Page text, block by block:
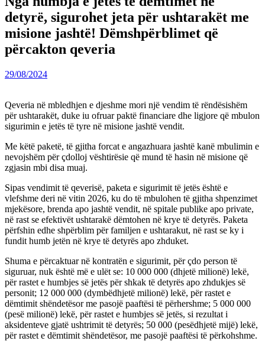
detyrë, sigurohet jeta për ushtarakët me
misione jashtë! Dëmshpërblimet që
përcakton qeveria
29/08/2024
Qeveria në mbledhjen e djeshme mori një vendim të rëndësishëm
për ushtarakët, duke iu ofruar paktë financiare dhe ligjore që mbulon
sigurimin e jetës të tyre në misione jashtë vendit.
Me këtë paketë, të gjitha forcat e angazhuara jashtë kanë mbulimin e
nevojshëm për çdolloj vështirësie që mund të hasin në misione që
zgjasin mbi disa muaj.
Sipas vendimit të qeverisë, paketa e sigurimit të jetës është e
vlefshme deri në vitin 2026, ku do të mbulohen të gjitha shpenzimet
mjekësore, brenda apo jashtë vendit, në spitale publike apo private,
në rast se efektivët ushtarakë dëmtohen në krye të detyrës. Paketa
përfshin edhe shpërblim për familjen e ushtarakut, në rast se ky i
fundit humb jetën në krye të detyrës apo zhduket.
Shuma e përcaktuar në kontratën e sigurimit, për çdo person të
siguruar, nuk është më e ulët se: 10 000 000 (dhjetë milionë) lekë,
për rastet e humbjes së jetës për shkak të detyrës apo zhdukjes së
personit; 12 000 000 (dymbëdhjetë milionë) lekë, për rastet e
dëmtimit shëndetësor me pasojë paaftësi të përhershme; 5 000 000
(pesë milionë) lekë, për rastet e humbjes së jetës, si rezultat i
aksidenteve gjatë ushtrimit të detyrës; 50 000 (pesëdhjetë mijë) lekë,
për rastet e dëmtimit shëndetësor, me pasojë paaftësi të përkohshme.